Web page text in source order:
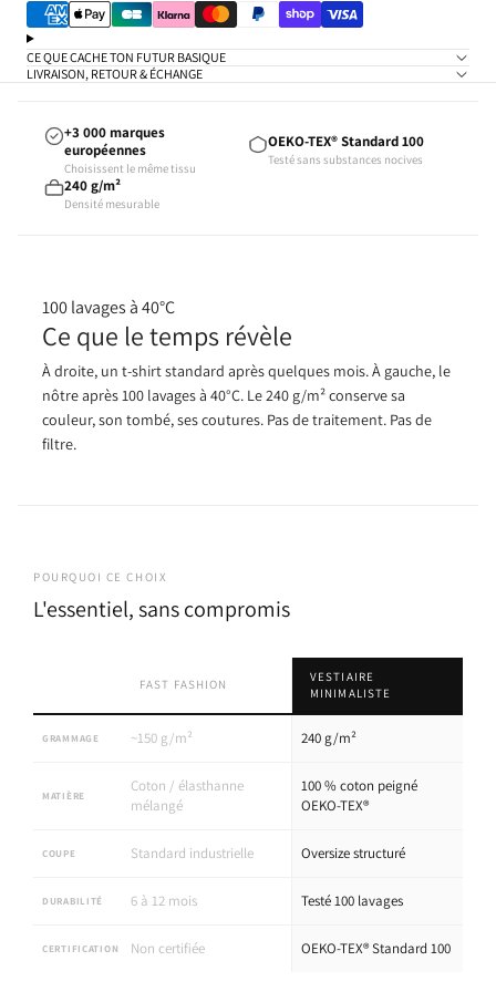
CE QUE CACHE TON FUTUR BASIQUE
LIVRAISON, RETOUR & ÉCHANGE
+3 000 marques
européennes
Choisissent le même tissu
OEKO-TEX® Standard 100
Testé sans substances nocives
240 g/m²
Densité mesurable
100 lavages à 40°C
Ce que le temps révèle
À droite, un t-shirt standard après quelques mois. À gauche, le
nôtre après 100 lavages à 40°C. Le 240 g/m² conserve sa
couleur, son tombé, ses coutures. Pas de traitement. Pas de
filtre.
POURQUOI CE CHOIX
L'essentiel, sans compromis
FAST FASHION
VESTIAIRE
MINIMALISTE
GRAMMAGE ~150 g/m² 240 g/m²
MATIÈRE
Coton / élasthanne
mélangé
100 % coton peigné
OEKO-TEX®
COUPE Standard industrielle Oversize structuré
DURABILITÉ 6 à 12 mois Testé 100 lavages
CERTIFICATION Non certifiée OEKO-TEX® Standard 100